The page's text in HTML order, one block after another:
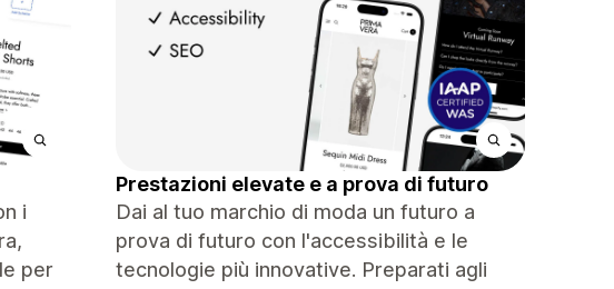
i
per
Prestazioni elevate e a prova di futuro
Dai al tuo marchio di moda un futuro a
prova di futuro con l'accessibilità e le
tecnologie più innovative. Preparati agli